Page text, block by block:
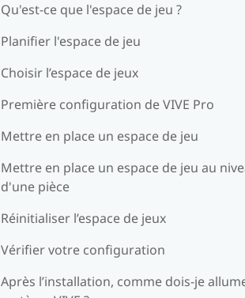
Qu'est-ce que l'espace de jeu ?
Planifier l'espace de jeu
Choisir l’espace de jeux
Première configuration de VIVE Pro
Mettre en place un espace de jeu
Mettre en place un espace de jeu au
d'une pièce
Réinitialiser l’espace de jeux
Vérifier votre configuration
Après l’installation, comme dois-je